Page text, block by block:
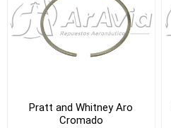
Pratt and Whitney Aro
Cromado